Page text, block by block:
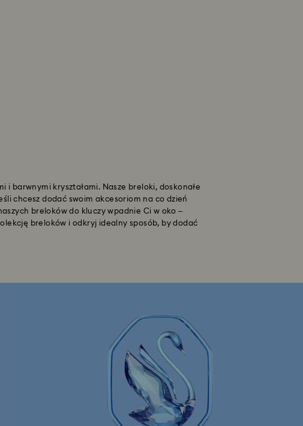
barwnymi kryształami. Nasze breloki, doskonałe
chcesz dodać swoim akcesoriom na co dzień
breloków do kluczy wpadnie Ci w oko –
breloków i odkryj idealny sposób, by dodać